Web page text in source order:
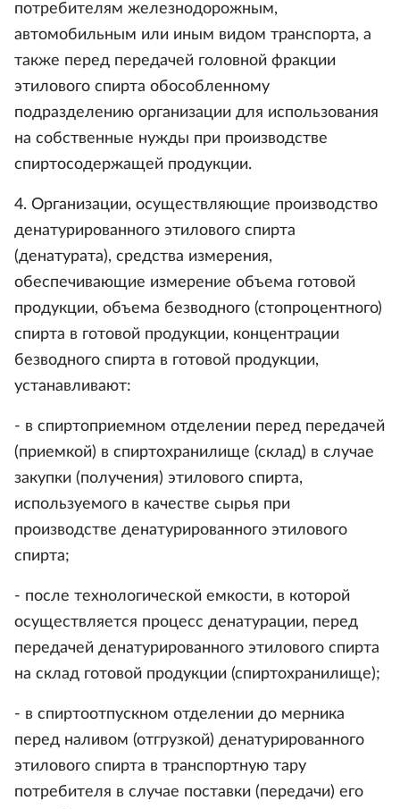
потребителям железнодорожным,
автомобильным или иным видом транспорта, а
также перед передачей головной фракции
этилового спирта обособленному
подразделению организации для использования
на собственные нужды при производстве
спиртосодержащей продукции.
4. Организации, осуществляющие производство
денатурированного этилового спирта
(денатурата), средства измерения,
обеспечивающие измерение объема готовой
продукции, объема безводного (стопроцентного)
спирта в готовой продукции, концентрации
безводного спирта в готовой продукции,
устанавливают:
- в спиртоприемном отделении перед передачей
(приемкой) в спиртохранилище (склад) в случае
закупки (получения) этилового спирта,
используемого в качестве сырья при
производстве денатурированного этилового
спирта;
- после технологической емкости, в которой
осуществляется процесс денатурации, перед
передачей денатурированного этилового спирта
на склад готовой продукции (спиртохранилище);
- в спиртоотпускном отделении до мерника
перед наливом (отгрузкой) денатурированного
этилового спирта в транспортную тару
потребителя в случае поставки (передачи) его